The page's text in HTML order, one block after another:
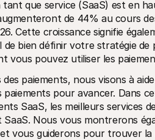
tant que service (SaaS) est en
de 44% au cours
Cette croissance signifie
de bien définir votre stratégie
vous pouvez utiliser les
paiements, nous visons à
paiements pour avancer. Dans
SaaS, les meilleurs services
SaaS. Nous vous montrerons
vous guiderons pour trouver